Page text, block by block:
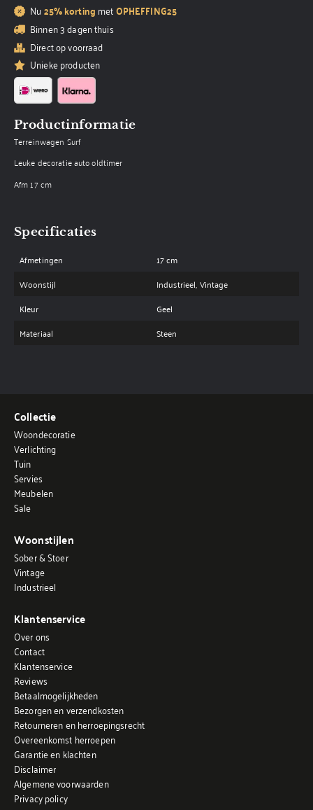
Nu 25% korting metOPHEFFING25
Binnen 3 dagen thuis
Direct op voorraad
Unieke producten
Productinformatie
Terreinwagen Surf
Leuke decoratie auto oldtimer
Afm 17 cm
Specificaties
Afmetingen
17 cm
Woonstijl
Industrieel, Vintage
Kleur
Geel
Materiaal
Steen
Collectie
Woondecoratie
Verlichting
Tuin
Servies
Meubelen
Sale
Woonstijlen
Sober & Stoer
Vintage
Industrieel
Klantenservice
Over ons
Contact
Klantenservice
Reviews
Betaalmogelijkheden
Bezorgen en verzendkosten
Retourneren en herroepingsrecht
Overeenkomst herroepen
Garantie en klachten
Disclaimer
Algemene voorwaarden
Privacy policy